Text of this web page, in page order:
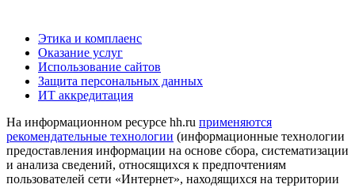
Этика и комплаенс
Оказание услуг
Использование сайтов
Защита персональных данных
ИТ аккредитация
На информационном ресурсе hh.ru применяются
рекомендательные технологии (информационные технологии
предоставления информации на основе сбора, систематизации
и анализа сведений, относящихся к предпочтениям
пользователей сети «Интернет», находящихся на территории